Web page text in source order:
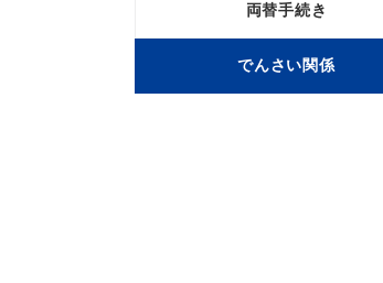
両替手続き
でんさい関係